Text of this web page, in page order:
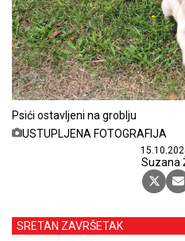
Psići ostavljeni na groblju
USTUPLJENA FOTOGRAFIJA
Suzana
SRETAN ZAVRŠETAK